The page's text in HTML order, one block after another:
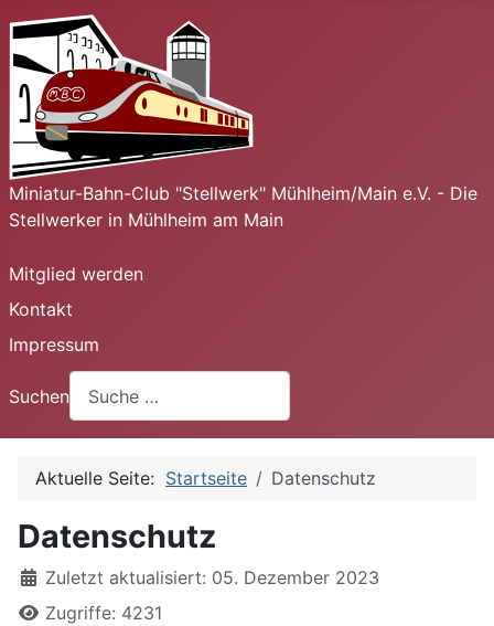
Miniatur-Bahn-Club "Stellwerk" Mühlheim/Main e.V. - Die
Stellwerker in Mühlheim am Main
Mitglied werden
Kontakt
Impressum
Suchen
Aktuelle Seite: Startseite Datenschutz
Datenschutz
DetailsZuletzt aktualisiert: 05. Dezember 2023
Zugriffe: 4231